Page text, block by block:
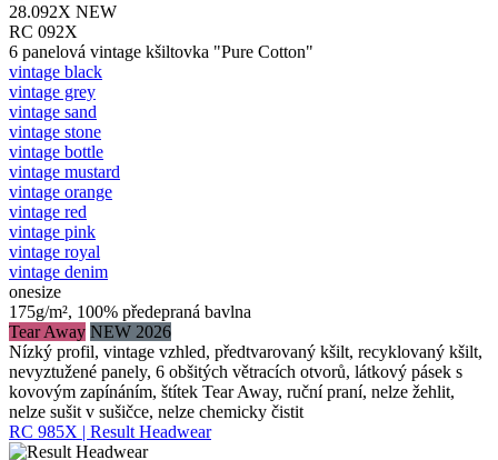
28.092X NEW
RC 092X
6 panelová vintage kšiltovka "Pure Cotton"
vintage black
vintage grey
vintage sand
vintage stone
vintage bottle
vintage mustard
vintage orange
vintage red
vintage pink
vintage royal
vintage denim
onesize
175g/m², 100% předepraná bavlna
Tear Away NEW 2026
Nízký profil, vintage vzhled, předtvarovaný kšilt, recyklovaný kšilt,
nevyztužené panely, 6 obšitých větracích otvorů, látkový pásek s
kovovým zapínáním, štítek Tear Away, ruční praní, nelze žehlit,
nelze sušit v sušičce, nelze chemicky čistit
RC 985X | Result Headwear